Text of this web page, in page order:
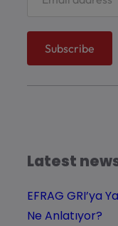
Latest
EFRAG GRI’ya
Ne Anlatıyor?